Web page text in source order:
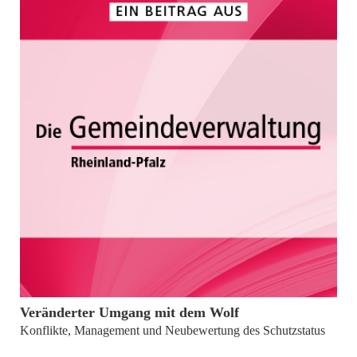
Dr. Stefan Schäfer
Veränderter Umgang mit dem Wolf
Konflikte, Management und Neubewertung des Schutzstatus